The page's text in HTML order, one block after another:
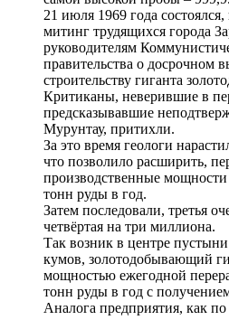
21 июля 1969 года
митинг трудящихся города
руководителям
правительства о досрочном
строительству гиганта
Критиканы, неверившие в
предсказывавшие
Мурунтау, притихли.
За это время геологи
что позволило расширить,
производственные мощности
тонн руды в год.
Затем последовали, третья
четвёртая на три миллиона.
Так возник в центре
кумов, золотодобывающий
мощностью ежегодной
тонн руды в год с
Аналога предприятия, как